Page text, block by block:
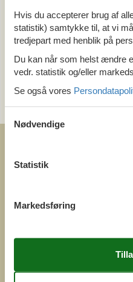
Tema
Alle
Kategori
Alle
Sommer
Hvis du accepterer brug af
statistik) samtykke til, at vi
tredjepart med henblik på
Du kan når som helst ændre
vedr. statistik og/eller
Se også vores
Nødvendige
Statistik
Markedsføring